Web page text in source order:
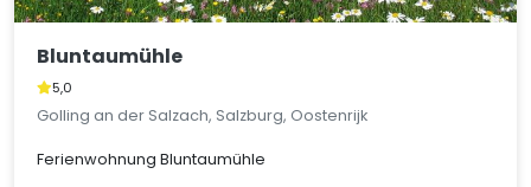
Bluntaumühle
5,0
Golling an der Salzach, Salzburg, Oostenrijk
Ferienwohnung Bluntaumühle